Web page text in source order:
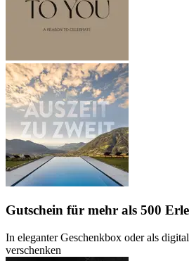
Gutschein für mehr als 500
In eleganter Geschenkbox oder als
verschenken